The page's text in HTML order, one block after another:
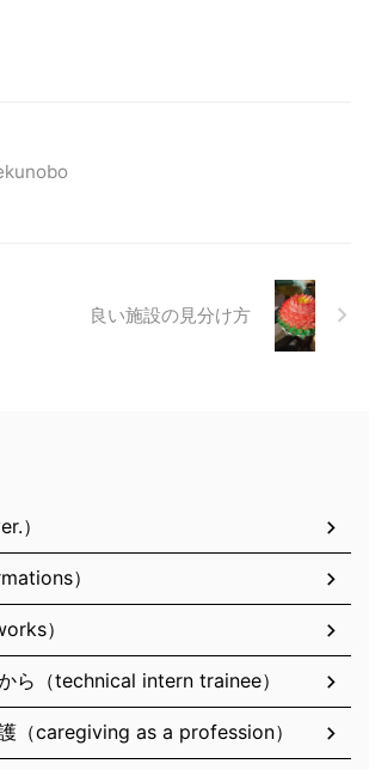
良い施設の見分け方
）
）
）
ら（technical intern trainee）
（caregiving as a profession）